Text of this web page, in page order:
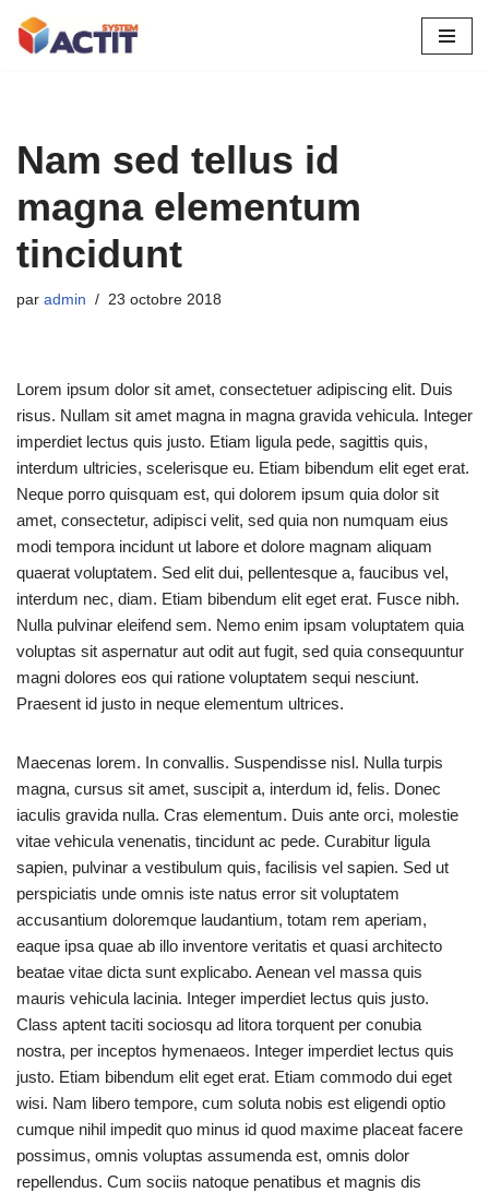
Aller
Nam sed tellus id
magna elementum
tincidunt
par admin 23 octobre 2018
Lorem ipsum dolor sit amet, consectetuer adipiscing elit. Duis
risus. Nullam sit amet magna in magna gravida vehicula. Integer
imperdiet lectus quis justo. Etiam ligula pede, sagittis quis,
interdum ultricies, scelerisque eu. Etiam bibendum elit eget erat.
Neque porro quisquam est, qui dolorem ipsum quia dolor sit
amet, consectetur, adipisci velit, sed quia non numquam eius
modi tempora incidunt ut labore et dolore magnam aliquam
quaerat voluptatem. Sed elit dui, pellentesque a, faucibus vel,
interdum nec, diam. Etiam bibendum elit eget erat. Fusce nibh.
Nulla pulvinar eleifend sem. Nemo enim ipsam voluptatem quia
voluptas sit aspernatur aut odit aut fugit, sed quia consequuntur
magni dolores eos qui ratione voluptatem sequi nesciunt.
Praesent id justo in neque elementum ultrices.
Maecenas lorem. In convallis. Suspendisse nisl. Nulla turpis
magna, cursus sit amet, suscipit a, interdum id, felis. Donec
iaculis gravida nulla. Cras elementum. Duis ante orci, molestie
vitae vehicula venenatis, tincidunt ac pede. Curabitur ligula
sapien, pulvinar a vestibulum quis, facilisis vel sapien. Sed ut
perspiciatis unde omnis iste natus error sit voluptatem
accusantium doloremque laudantium, totam rem aperiam,
eaque ipsa quae ab illo inventore veritatis et quasi architecto
beatae vitae dicta sunt explicabo. Aenean vel massa quis
mauris vehicula lacinia. Integer imperdiet lectus quis justo.
Class aptent taciti sociosqu ad litora torquent per conubia
nostra, per inceptos hymenaeos. Integer imperdiet lectus quis
justo. Etiam bibendum elit eget erat. Etiam commodo dui eget
wisi. Nam libero tempore, cum soluta nobis est eligendi optio
cumque nihil impedit quo minus id quod maxime placeat facere
possimus, omnis voluptas assumenda est, omnis dolor
repellendus. Cum sociis natoque penatibus et magnis dis